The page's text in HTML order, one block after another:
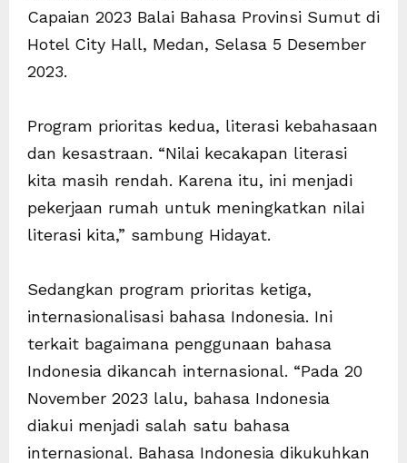
Capaian 2023 Balai Bahasa Provinsi Sumut di
Hotel City Hall, Medan, Selasa 5 Desember
2023.
Program prioritas kedua, literasi kebahasaan
dan kesastraan. “Nilai kecakapan literasi
kita masih rendah. Karena itu, ini menjadi
pekerjaan rumah untuk meningkatkan nilai
literasi kita,” sambung Hidayat.
Sedangkan program prioritas ketiga,
internasionalisasi bahasa Indonesia. Ini
terkait bagaimana penggunaan bahasa
Indonesia dikancah internasional. “Pada 20
November 2023 lalu, bahasa Indonesia
diakui menjadi salah satu bahasa
internasional. Bahasa Indonesia dikukuhkan